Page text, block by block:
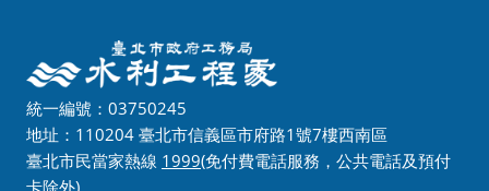
統一編號：03750245
地址：110204 臺北市信義區市府路1號7樓西南區
臺北市民當家熱線 1999(免付費電話服務，公共電話及預付